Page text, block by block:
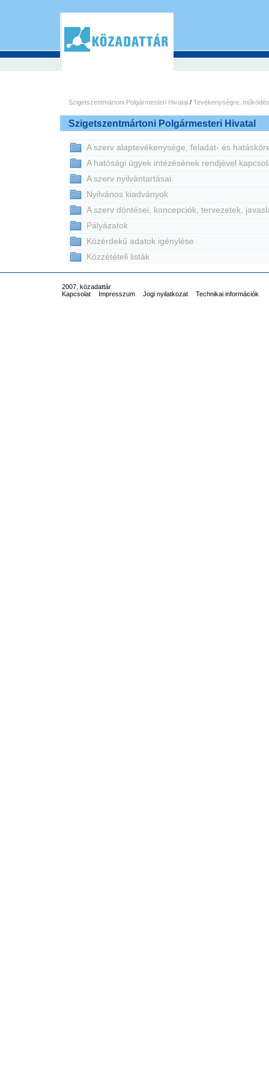
Szigetszentmártoni Polgármesteri Hivatal / Tevékenységre,
Szigetszentmártoni Polgármesteri Hivatal
A szerv alaptevékenysége, feladat- és
A hatósági ügyek intézésének rendjével
A szerv nyilvántartásai
Nyilvános kiadványok
A szerv döntései, koncepciók, tervezetek,
Pályázatok
Közérdekű adatok igénylése
Közzétételi listák
2007, közadattár
Kapcsolat
Impresszum Jogi nyilatkozat Technikai információk